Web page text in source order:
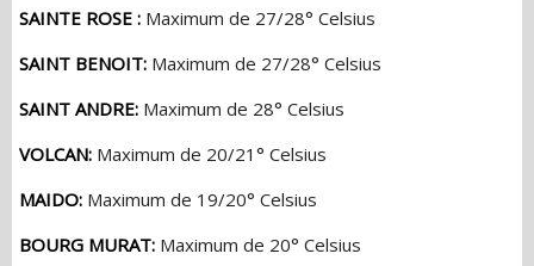
SAINTE ROSE : Maximum de 27/28° Celsius
SAINT BENOIT: Maximum de 27/28° Celsius
SAINT ANDRE: Maximum de 28° Celsius
VOLCAN: Maximum de 20/21° Celsius
MAIDO: Maximum de 19/20° Celsius
BOURG MURAT: Maximum de 20° Celsius